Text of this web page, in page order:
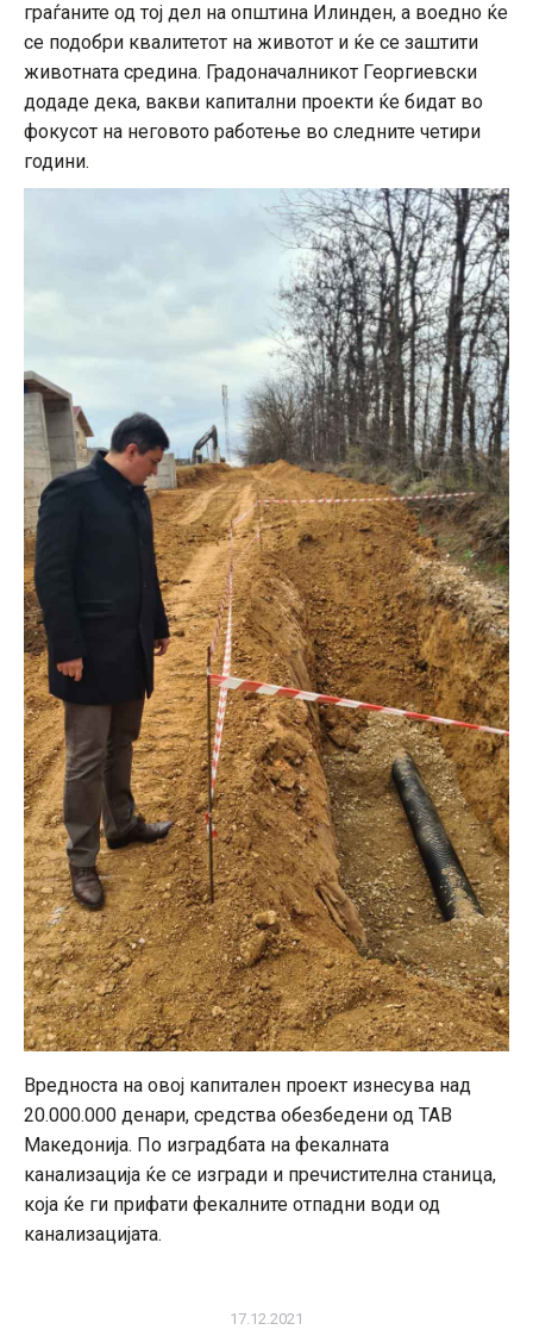
граѓаните од тој дел на општина Илинден, а воедно ќе
се подобри квалитетот на животот и ќе се заштити
животната средина. Градоначалникот Георгиевски
додаде дека, вакви капитални проекти ќе бидат во
фокусот на неговото работење во следните четири
години.
Вредноста на овој капитален проект изнесува над
20.000.000 денари, средства обезбедени од ТАВ
Македонија. По изградбата на фекалната
канализација ќе се изгради и пречистителна станица,
која ќе ги прифати фекалните отпадни води од
канализацијата.
17.12.2021